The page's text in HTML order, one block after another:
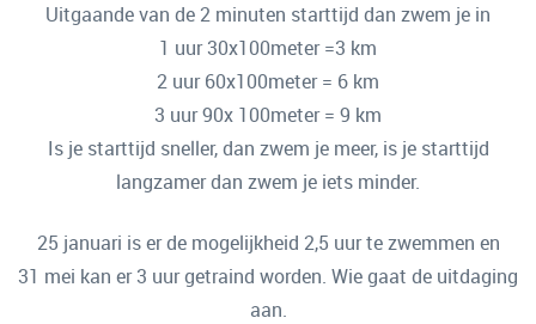
Uitgaande van de 2 minuten starttijd dan zwem je in
1 uur 30x100meter =3 km
2 uur 60x100meter = 6 km
3 uur 90x 100meter = 9 km
Is je starttijd sneller, dan zwem je meer, is je starttijd
langzamer dan zwem je iets minder.
25 januari is er de mogelijkheid 2,5 uur te zwemmen en
31 mei kan er 3 uur getraind worden. Wie gaat de uitdaging
aan.